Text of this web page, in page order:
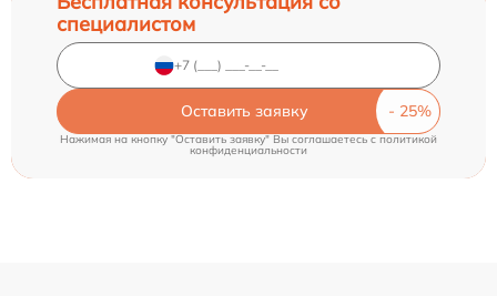
специалистом
Оставить заявку
Нажимая на кнопку "Оставить заявку" Вы соглашаетесь cполитикой
конфиденциальности